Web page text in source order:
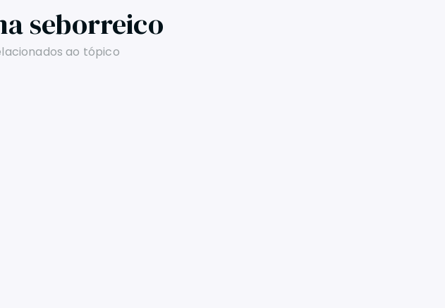
seborreico
ao tópico